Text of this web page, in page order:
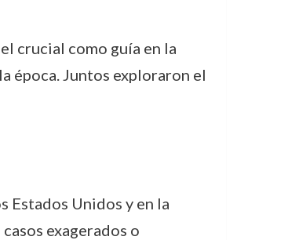
crucial como guía en la
época. Juntos exploraron el
Estados Unidos y en la
exagerados o